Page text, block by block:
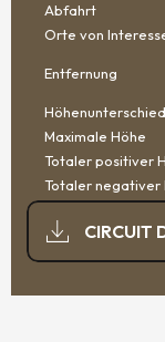
Abfahrt
Orte von
Entfernung
Höhenunterschied
Maximale Höhe
Totaler positiver
Totaler negativer
CIRCUIT